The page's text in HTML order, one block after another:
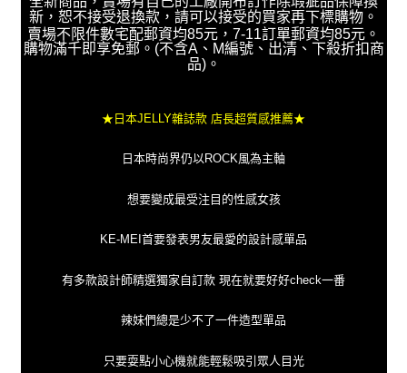
新，恕不接受退換款，請可以接受的買家再下標購物。
賣場不限件數宅配郵資均85元，7-11訂單郵資均85元。
購物滿千即享免郵。(不含A、M編號、出清、下殺折扣商
品)。
★日本JELLY雜誌款 店長超質感推薦★
日本時尚界仍以ROCK風為主軸
想要變成最受注目的性感女孩
KE-MEI首要發表男友最愛的設計感單品
有多款設計師精選獨家自訂款 現在就要好好check一番
辣妹們總是少不了一件造型單品
只要耍點小心機就能輕鬆吸引眾人目光